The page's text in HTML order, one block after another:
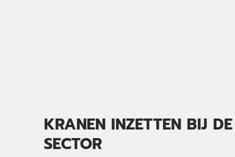
KRANEN INZETTEN BIJ
SECTOR